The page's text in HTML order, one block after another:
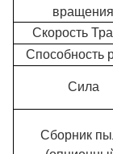
вращения
Скорость
Способность
Сила
Сборник